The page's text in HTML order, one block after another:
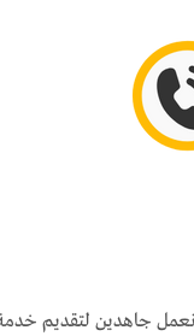
جاهدين لتقديم